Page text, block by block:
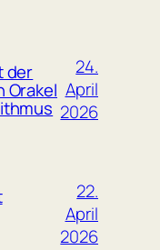
der
Orakel
24.
April
2026
22.
April
2026